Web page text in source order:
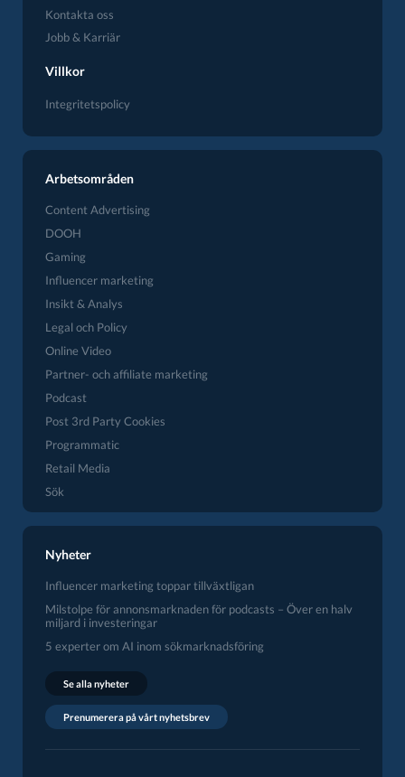
Kontakta oss
Jobb & Karriär
Villkor
Integritetspolicy
Arbetsområden
Content Advertising
DOOH
Gaming
Influencer marketing
Insikt & Analys
Legal och Policy
Online Video
Partner- och affiliate marketing
Podcast
Post 3rd Party Cookies
Programmatic
Retail Media
Sök
Nyheter
Influencer marketing toppar tillväxtligan
Milstolpe för annonsmarknaden för podcasts – Över en halv
miljard i investeringar
5 experter om AI inom sökmarknadsföring
Se alla nyheter
Prenumerera på vårt nyhetsbrev